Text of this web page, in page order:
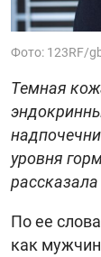
Фото: 123RF/
Темная
уровня
По ее
как